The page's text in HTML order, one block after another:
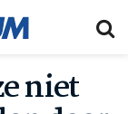
niet